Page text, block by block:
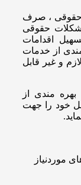
حقوقی ، صرف
حقوقی
اقدامات
از خدمات
و غیر قابل
مندی از
خود را جهت
موردنیاز